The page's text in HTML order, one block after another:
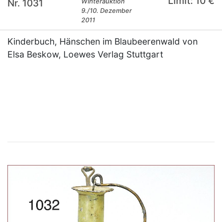
Nr. 1031
9./10. Dezember
2011
Kinderbuch, Hänschen im Blaubeerenwald von
Elsa Beskow, Loewes Verlag Stuttgart